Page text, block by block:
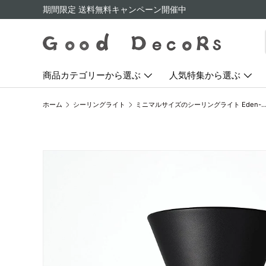
コンテンツへスキップ
期間限定 送料無料キャンペーン開催中
商品カテゴリーから選ぶ 人気特集から選ぶ
ホーム シーリングライト ミニマルサイズのシーリングラ